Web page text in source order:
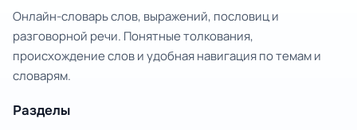
Онлайн-словарь слов, выражений, пословиц и
разговорной речи. Понятные толкования,
происхождение слов и удобная навигация по темам и
словарям.
Разделы